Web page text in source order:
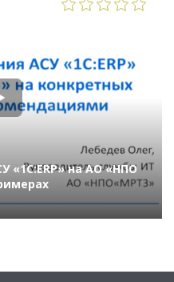
«1С:ERP» на АО «НПО